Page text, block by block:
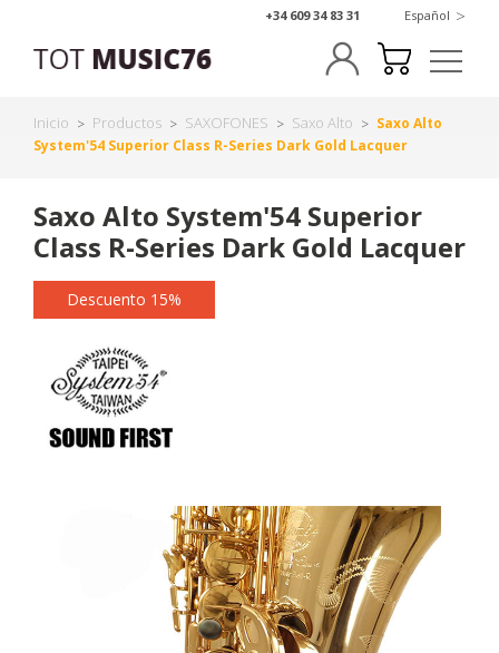
+34 609 34 83 31 Español >
Inicio > Productos > SAXOFONES > Saxo Alto > Saxo Alto
System'54 Superior Class R-Series Dark Gold Lacquer
Saxo Alto System'54 Superior
Class R-Series Dark Gold Lacquer
Descuento 15%